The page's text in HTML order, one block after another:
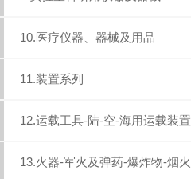
10.医疗仪器、器械及用品
11.装置系列
12.运载工具-陆-空-海用运载装置
13.火器-军火及弹药-爆炸物-烟火